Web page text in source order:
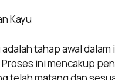
Kayu
tahap awal
ini mencakup